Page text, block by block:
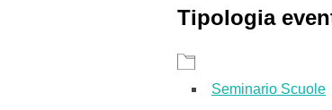
Tipologia
Seminario Scuole